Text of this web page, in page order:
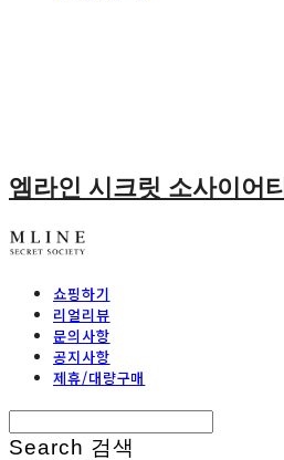
엠라인 시크릿 소사이어티
쇼핑하기
리얼리뷰
문의사항
공지사항
제휴/대량구매
Search 검색